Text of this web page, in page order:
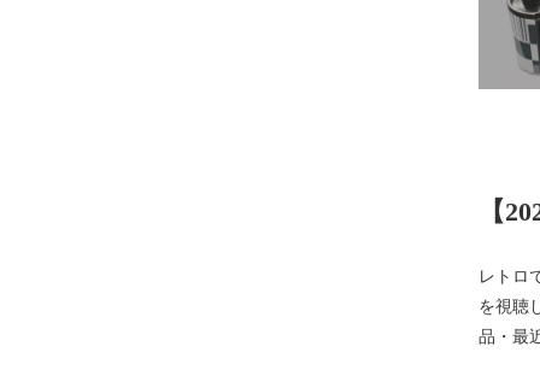
【
レトロ
を視聴
品・最